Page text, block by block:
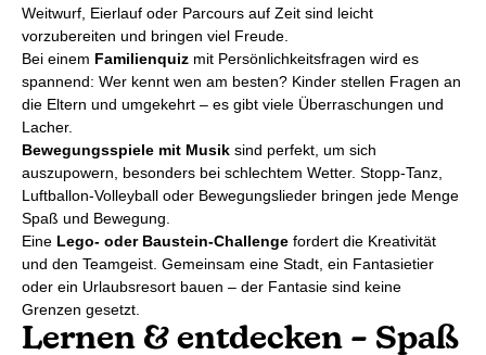
Weitwurf, Eierlauf oder Parcours auf Zeit sind leicht
vorzubereiten und bringen viel Freude.
Bei einem Familienquiz mit Persönlichkeitsfragen wird es
spannend: Wer kennt wen am besten? Kinder stellen Fragen an
die Eltern und umgekehrt – es gibt viele Überraschungen und
Lacher.
Bewegungsspiele mit Musik sind perfekt, um sich
auszupowern, besonders bei schlechtem Wetter. Stopp-Tanz,
Luftballon-Volleyball oder Bewegungslieder bringen jede Menge
Spaß und Bewegung.
Eine Lego- oder Baustein-Challenge fordert die Kreativität
und den Teamgeist. Gemeinsam eine Stadt, ein Fantasietier
oder ein Urlaubsresort bauen – der Fantasie sind keine
Grenzen gesetzt.
Lernen & entdecken – Spaß